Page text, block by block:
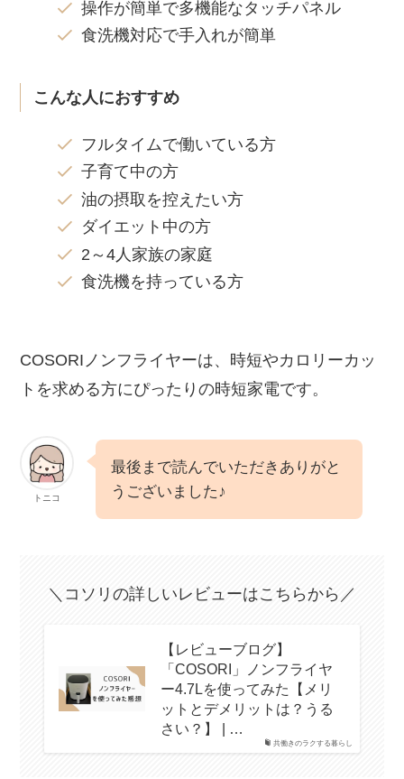
操作が簡単で多機能なタッチパネル
食洗機対応で手入れが簡単
こんな人におすすめ
フルタイムで働いている方
子育て中の方
油の摂取を控えたい方
ダイエット中の方
2～4人家族の家庭
食洗機を持っている方
COSORIノンフライヤーは、時短やカロリーカッ
トを求める方にぴったりの時短家電です。
トニコ
最後まで読んでいただきありがと
うございました♪
＼コソリの詳しいレビューはこちらから／
共働きのラクする暮らし
【レビューブログ】
「COSORI」ノンフライヤ
ー4.7Lを使ってみた【メリ
ットとデメリットは？うる
さい？】 | …